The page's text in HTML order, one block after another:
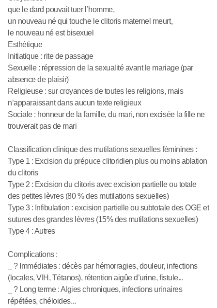
que le dard pouvait tuer l’homme,
un nouveau né qui touche le clitoris maternel meurt,
le nouveau né est bisexuel
Esthétique
Initiatique : rite de passage
Sexuelle : répression de la sexualité avant le mariage (par
absence de plaisir)
Religieuse : sur croyances de toutes les religions, mais
n’apparaissant dans aucun texte religieux
Sociale : honneur de la famille, du mari, non excisée la fille ne
trouverait pas de mari
Classification clinique des mutilations sexuelles féminines :
Type 1 : Excision du prépuce clitoridien plus ou moins ablation
du clitoris
Type 2 : Excision du clitoris avec excision partielle ou totale
des petites lèvres (80 % des mutilations sexuelles)
Type 3 : Infibulation : excision partielle ou subtotale des OGE et
sutures des grandes lèvres (15% des mutilations sexuelles)
Type 4 : Autres
Complications :
_ ? Immédiates : décès par hémorragies, douleur, infections
(locales, VIH, Tétanos), rétention aigûe d’urine, fistule...
_ ? Long terme : Algies chroniques, infections urinaires
répétées, chéloides...